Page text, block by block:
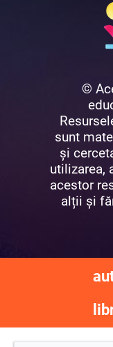
©
sunt
și
utilizarea,
acestor
alții și